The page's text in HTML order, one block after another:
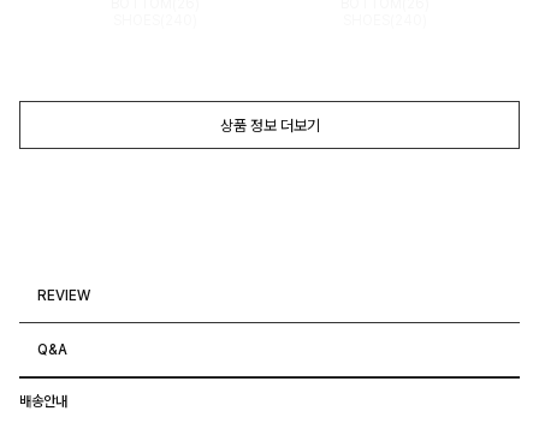
상품 정보 더보기
REVIEW
Q&A
배송안내